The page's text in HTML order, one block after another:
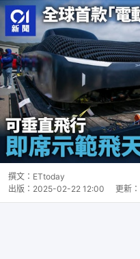
撰文： ETtoday
出版： 2025-02-22 12:00 更新：